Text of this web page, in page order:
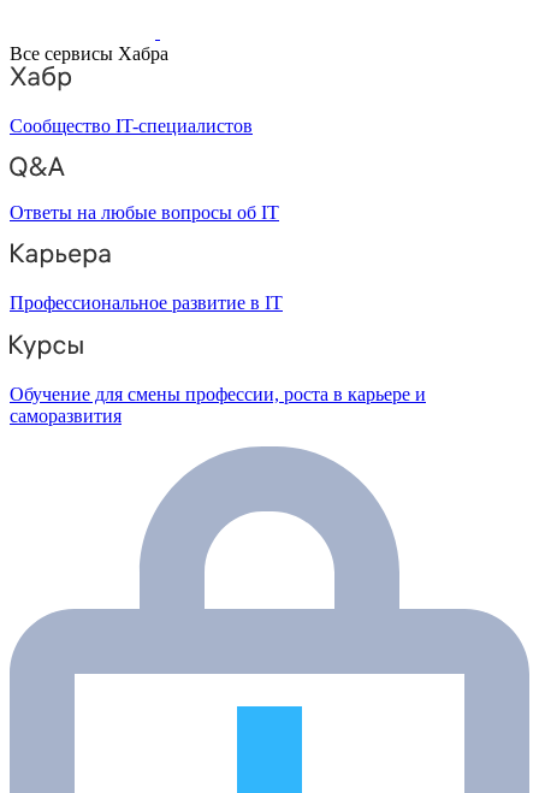
Все сервисы Хабра
Сообщество IT-специалистов
Ответы на любые вопросы об IT
Профессиональное развитие в IT
Обучение для смены профессии, роста в карьере и
саморазвития